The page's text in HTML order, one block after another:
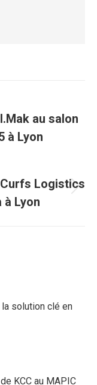
au salon
à Lyon
Logistics
à Lyon
solution clé en
KCC au MAPIC